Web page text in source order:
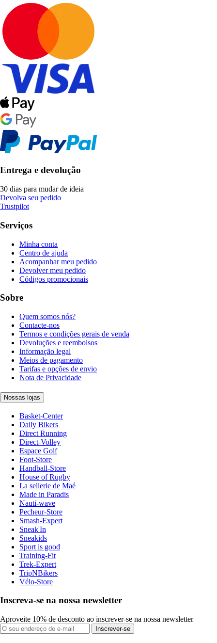
Entrega e devolução
30 dias para mudar de ideia
Devolva seu pedido
Trustpilot
Serviços
Minha conta
Centro de ajuda
Acompanhar meu pedido
Devolver meu pedido
Códigos promocionais
Sobre
Quem somos nós?
Contacte-nos
Termos e condições gerais de venda
Devoluções e reembolsos
Informação legal
Meios de pagamento
Tarifas e opções de envio
Nota de Privacidade
Nossas lojas
Basket-Center
Daily Bikers
Direct Running
Direct-Volley
Espace Golf
Foot-Store
Handball-Store
House of Rugby
La sellerie de Maé
Made in Paradis
Nauti-wave
Pecheur-Store
Smash-Expert
Sneak'In
Sneakids
Sport is good
Training-Fit
Trek-Expert
TripNBikers
Vélo-Store
Inscreva-se na nossa newsletter
Aproveite 10% de desconto ao inscrever-se na nossa newsletter
Inscrever-se